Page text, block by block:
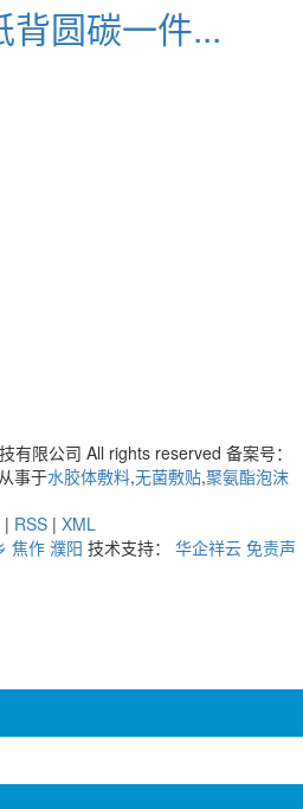
背圆碳一件...
限公司 All rights reserved 备案号：
事于水胶体敷料,无菌敷贴,聚氨酯泡沫
| RSS | XML
焦作 濮阳 技术支持： 华企祥云 免责声